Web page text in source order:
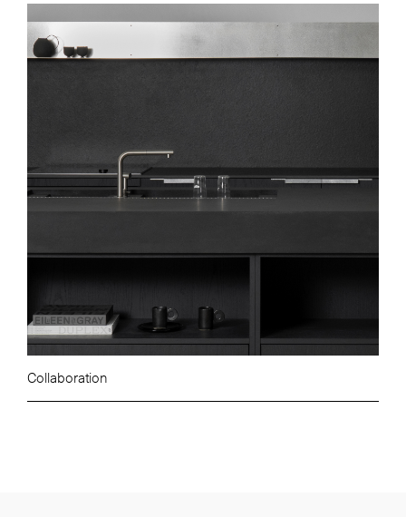
Collaboration